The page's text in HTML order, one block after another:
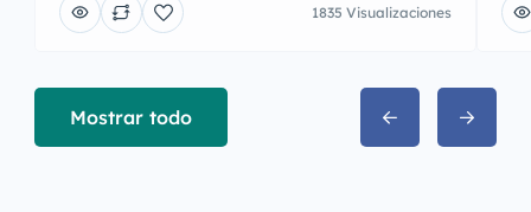
1835 Visualizaciones
Mostrar todo